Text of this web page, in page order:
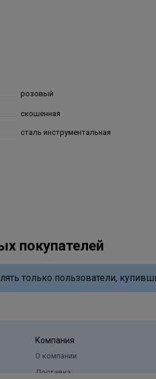
производителем продукции
что мероприятия по
розовый
скошенная
сталь инструментальная
покупателей
только пользователи,
Компания
О компании
Доставка